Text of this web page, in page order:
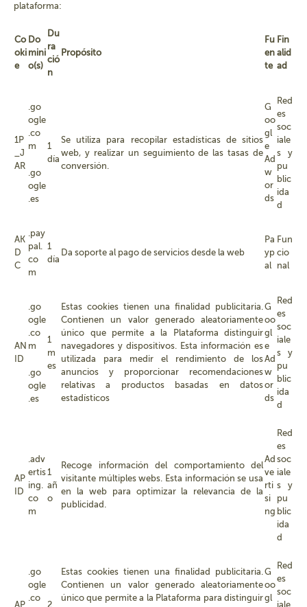
plataforma:
Co
oki
e
Do
mini
o(s)
Du
ra
ció
n
Propósito
Fu
en
te
Fin
alid
ad
1P
_J
AR
.go
ogle
.co
m
.go
ogle
.es
1
día
Se utiliza para recopilar estadísticas de sitios
web, y realizar un seguimiento de las tasas de
conversión.
G
oo
gl
e
Ad
w
or
ds
Red
es
soc
iale
s y
pu
blic
ida
d
AK
D
C
.pay
pal.
co
m
1
día
Da soporte al pago de servicios desde la web
Pa
yp
al
Fun
cio
nal
AN
ID
.go
ogle
.co
m
.go
ogle
.es
1
m
es
Estas cookies tienen una finalidad publicitaria.
Contienen un valor generado aleatoriamente
único que permite a la Plataforma distinguir
navegadores y dispositivos. Esta información es
utilizada para medir el rendimiento de los
anuncios y proporcionar recomendaciones
relativas a productos basadas en datos
estadísticos
G
oo
gl
e
Ad
w
or
ds
Red
es
soc
iale
s y
pu
blic
ida
d
AP
ID
.adv
ertis
ing.
co
m
1
añ
o
Recoge información del comportamiento del
visitante múltiples webs. Esta información se usa
en la web para optimizar la relevancia de la
publicidad.
Ad
ve
rti
si
ng
Red
es
soc
iale
s y
pu
blic
ida
d
AP
.go
ogle
.co
2
Estas cookies tienen una finalidad publicitaria.
Contienen un valor generado aleatoriamente
único que permite a la Plataforma para distinguir
G
oo
gl
Red
es
soc
iale